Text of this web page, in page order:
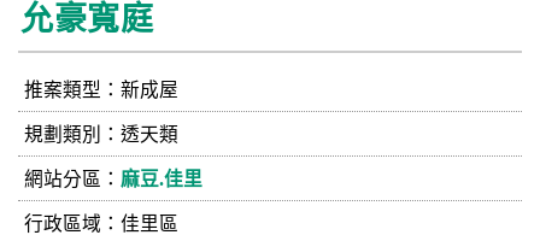
允豪寬庭
推案類型：新成屋
規劃類別：透天類
網站分區： 麻豆.佳里
行政區域：佳里區